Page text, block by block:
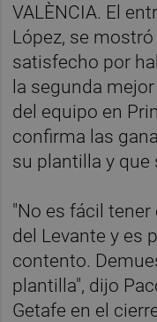
VALÈNCIA. El
López, se
satisfecho por
la segunda
del equipo en
confirma las
su plantilla y que
"No es fácil
del Levante y es
contento.
plantilla", dijo
Getafe en el